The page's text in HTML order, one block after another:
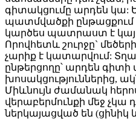
գիտակցումը արդեն կա:
պատմվածքի ընթացքում
կարծես պատրաստ է
Որովհետև շուրջը`
չարիք է կատարվում:
ընթերցողը՝ արդեն գիտի
խոսակցություններից,
Միևնույն ժամանակ
վերաբերմունքի մեջ
ներկայացված են (ցինիկ